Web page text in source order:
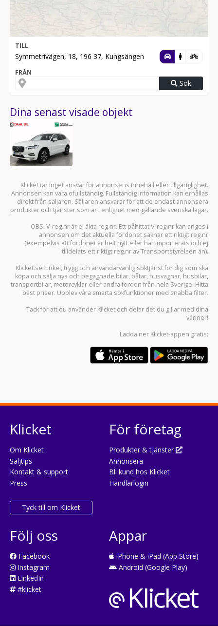
TILL
Symmetrivägen, 18, 196 37, Kungsängen
FRÅN
Sök
Dina senast visade objekt
Klicket tar inget ansvar för annonsens innehåll eller tillgänglighet.
Annonsen kan vara ofullständig. Fullständig information kan erhållas
direkt från säljaren. Säljaren ansvarar för att de endast annonsera
produkter och tjänster som är i enlighet med gällande svenska lagar.
OBS! V-reg.nr är ej äkta reg.nr. Ett påhittat V-reg.nr kan anges i
annonsen om det aktuella fordonet saknar ett riktigt reg.nr
(exempelvis att fordonet är helt nytt eller har importerats och ej
tilldelats ett riktigt reg.nr av Transportstyrelsen än).
Klicket.se: Enkel, trygg och användarvänlig söktjänst för dig som ska
köpa och sälja nya och begagnade bilar, båtar, husvagnar, husbilar,
transportbilar, motorcyklar eller andra fordon från hela Sverige. Hitta
bäst priser. Upplev våra smarta sökfunktioner med snabba filter.
Tack för att du använder Klicket och delar det du gillar med dina
vänner!
Ladda ner Klicket-appen gratis:
Klicket
Om Klicket
Säljtips
Kontakt & support
Press
Tyck till om Klicket
För företag
Produkter & tjänster
Annonsera
Bli kund hos Klicket
Handlarlogin
Följ oss
Facebook
Instagram
LinkedIn
#klicket
Appar
iPhone & iPad (App Store)
Android (Google Play)